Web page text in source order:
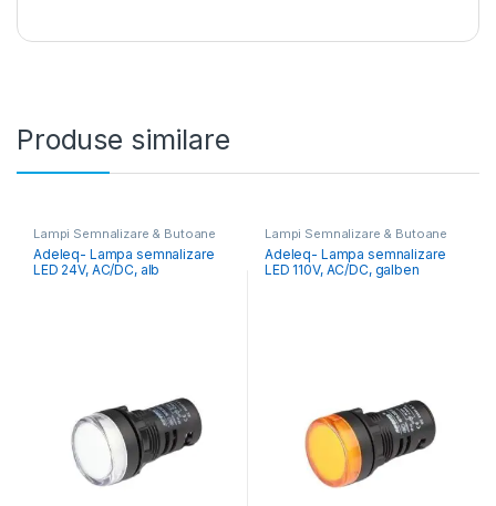
Produse similare
Lampi Semnalizare & Butoane
Adeleq- Lampa semnalizare
LED 24V, AC/DC, alb
Lampi Semnalizare & Butoane
Adeleq- Lampa semnalizare
LED 110V, AC/DC, galben